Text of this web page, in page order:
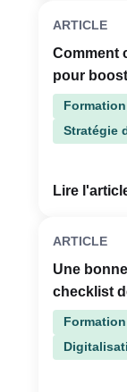
ARTICLE
Comment
pour
Stratégie
Lire
ARTICLE
Une
checklist